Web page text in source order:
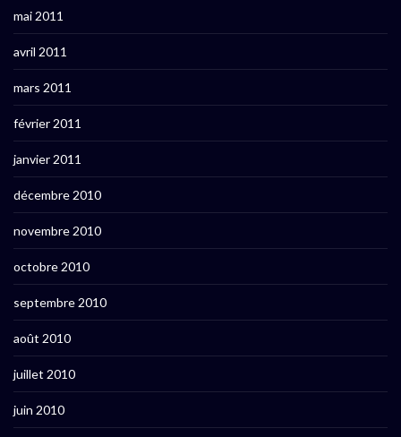
mai 2011
avril 2011
mars 2011
février 2011
janvier 2011
décembre 2010
novembre 2010
octobre 2010
septembre 2010
août 2010
juillet 2010
juin 2010